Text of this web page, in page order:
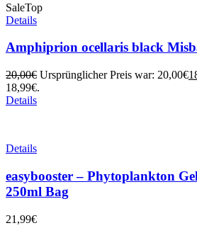
SaleTop
Details
Amphiprion ocellaris black
20,00€ Ursprünglicher Preis war: 20,00€
18,99€.
Details
Details
easybooster – Phytoplankton
250ml Bag
21,99€